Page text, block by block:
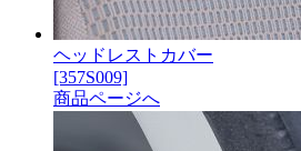
ヘッドレストカバー
[357S009]
商品ページへ